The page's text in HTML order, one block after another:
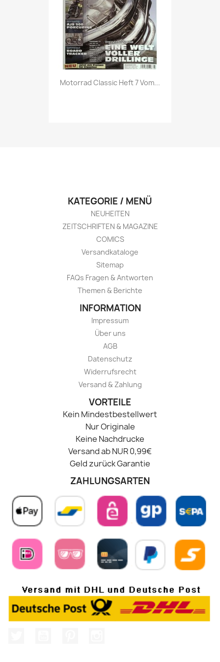
Vorschau
Motorrad Classic Heft 7 Vom...
KATEGORIE / MENÜ
NEUHEITEN
ZEITSCHRIFTEN & MAGAZINE
COMICS
Versandkataloge
Sitemap
FAQs Fragen & Antworten
Themen & Berichte
INFORMATION
Impressum
Über uns
AGB
Datenschutz
Widerrufsrecht
Versand & Zahlung
VORTEILE
Kein Mindestbestellwert
Nur Originale
Keine Nachdrucke
Versand ab NUR 0,99€
Geld zurück Garantie
ZAHLUNGSARTEN